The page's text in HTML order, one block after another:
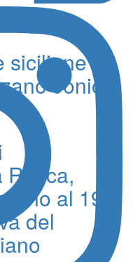
siciliane
Jonico
Rocca,
fino al 19
del